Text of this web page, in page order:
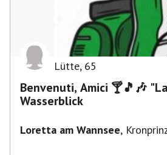
Lütte, 65
Benvenuti, Amici 🍸🎵🎶 "La Dolce Vita"mit
Wasserblick
Loretta am Wannsee,